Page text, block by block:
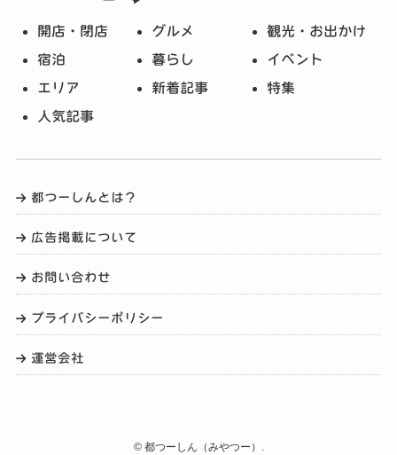
開店・閉店 グルメ 観光・お出かけ
宿泊 暮らし イベント
エリア 新着記事 特集
人気記事
都つーしんとは？
広告掲載について
お問い合わせ
プライバシーポリシー
運営会社
©都つーしん（みやつー）.